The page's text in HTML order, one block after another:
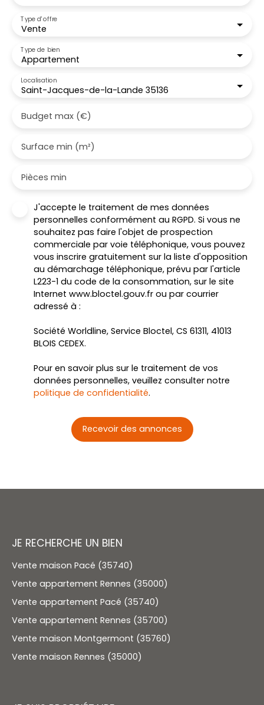
Vente
Type d'offre
Appartement
Type de bien
Saint-Jacques-de-la-Lande 35136
Localisation
Budget max (€)
Surface min (m²)
Pièces min
J'accepte le traitement de mes données
personnelles conformément au RGPD. Si vous ne
souhaitez pas faire l'objet de prospection
commerciale par voie téléphonique, vous pouvez
vous inscrire gratuitement sur la liste d'opposition
au démarchage téléphonique, prévu par l'article
L223-1 du code de la consommation, sur le site
Internet www.bloctel.gouv.fr ou par courrier
adressé à :
Société Worldline, Service Bloctel, CS 61311, 41013
BLOIS CEDEX.
Pour en savoir plus sur le traitement de vos
données personnelles, veuillez consulter notre
politique de confidentialité.
Recevoir des annonces
JE RECHERCHE UN BIEN
Vente maison Pacé (35740)
Vente appartement Rennes (35000)
Vente appartement Pacé (35740)
Vente appartement Rennes (35700)
Vente maison Montgermont (35760)
Vente maison Rennes (35000)